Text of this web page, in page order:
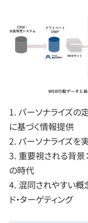
1. パーソナライズの
に基づく情報提供
2. パーソナライズを
3. 重要視される背景
の時代
4. 混同されやすい概
ド・ターゲティング